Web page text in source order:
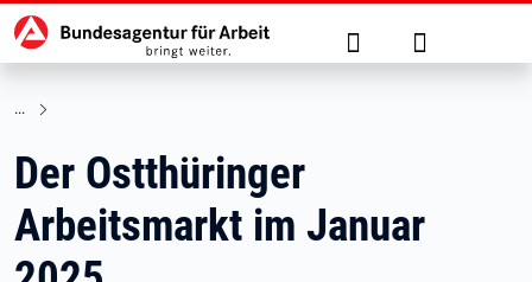
zu den Hauptinhalten springen
Hauptnavigation Suche Anmelden
Der Ostthüringer
Arbeitsmarkt im Januar